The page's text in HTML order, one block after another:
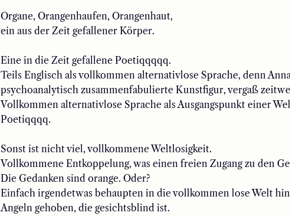
Organe, Orangenhaufen, Orangenhaut,
ein aus der Zeit gefallener Körper.
Eine in die Zeit gefallene Poetiqqqqq.
Teils Englisch als vollkommen alternativlose Sprache, denn
psychoanalytisch zusammenfabulierte Kunstfigur, vergaß
Vollkommen alternativlose Sprache als Ausgangspunkt einer
Poetiqqqq.
Sonst ist nicht viel, vollkommeneWeltlosigkeit.
Vollkommene Entkoppelung, was einen freien Zugang zu den
Die Gedanken sind orange. Oder?
Einfach irgendetwas behaupten in die vollkommen lose Welt
Angeln gehoben, die gesichtsblind ist.